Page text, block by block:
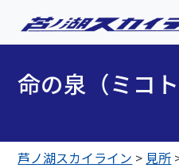
命の泉（ミコト
芦ノ湖スカイライン > 見所